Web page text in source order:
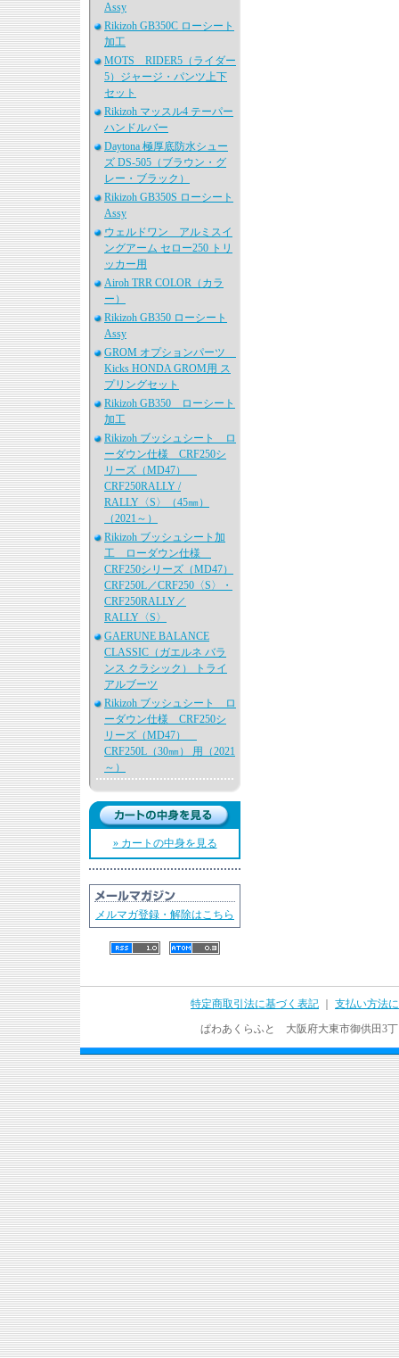
Assy
Rikizoh GB350C ローシート
加工
MOTS RIDER5（ライダー
5）ジャージ・パンツ上下
セット
Rikizoh マッスル4 テーパー
ハンドルバー
Daytona 極厚底防水シュー
ズ DS-505（ブラウン・グ
レー・ブラック）
Rikizoh GB350S ローシート
Assy
ウェルドワン アルミスイ
ングアーム セロー250 トリ
ッカー用
Airoh TRR COLOR（カラ
ー）
Rikizoh GB350 ローシート
Assy
GROM オプションパーツ
Kicks HONDA GROM用 ス
プリングセット
Rikizoh GB350 ローシート
加工
Rikizoh ブッシュシート ロ
ーダウン仕様 CRF250シ
リーズ（MD47）
CRF250RALLY /
RALLY〈S〉（45㎜）
（2021～）
Rikizoh ブッシュシート加
工 ローダウン仕様
CRF250シリーズ（MD47）
CRF250L／CRF250〈S〉・
CRF250RALLY／
RALLY〈S〉
GAERUNE BALANCE
CLASSIC（ガエルネ バラ
ンス クラシック） トライ
アルブーツ
Rikizoh ブッシュシート ロ
ーダウン仕様 CRF250シ
リーズ（MD47）
CRF250L（30㎜） 用（2021
～）
» カートの中身を見る
メルマガ登録・解除はこちら
特定商取引法に基づく表記
支払い方法
ぱわあくらふと 大阪府大東市御供田3